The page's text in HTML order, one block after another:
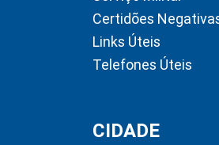
Certidões
Links Úteis
Telefones Úteis
CIDADE